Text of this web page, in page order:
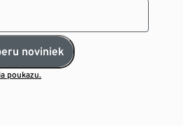
noviniek
poukazu.